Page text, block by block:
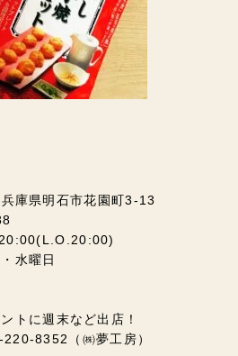
庫県明石市花園町3-13
水曜日
トに週末など出店！
8352（㈱夢工房）